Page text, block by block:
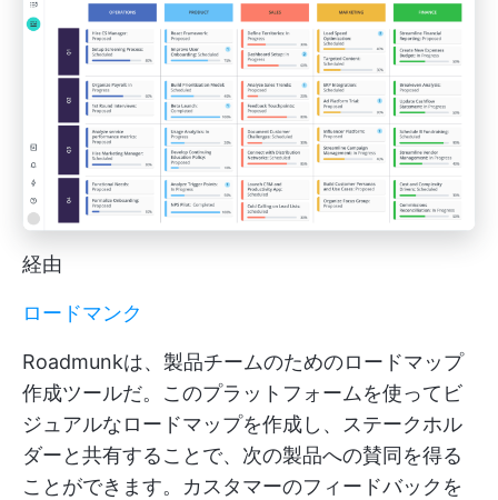
経由
ロードマンク
Roadmunkは、製品チームのためのロードマップ
作成ツールだ。このプラットフォームを使ってビ
ジュアルなロードマップを作成し、ステークホル
ダーと共有することで、次の製品への賛同を得る
ことができます。カスタマーのフィードバックを